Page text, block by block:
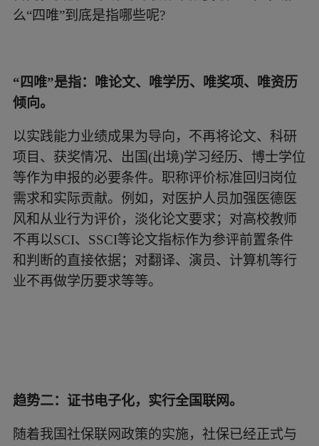
么“四唯”到底是指哪些呢?
“四唯”是指：唯论文、唯学历、唯奖项、唯资历
倾向。
以实践能力业绩成果为导向，不再将论文、科研
项目、获奖情况、出国(出境)学习经历、博士学位
等作为申报的必要条件。职称评价标准回归岗位
需求和实际贡献。例如，对医护人员加强医德医
风和从业行为评价，淡化论文要求；对高校教师
不再以SCI、SSCI等论文指标作为参评前置条件
和判断的直接依据；对翻译、演员、计算机等行
业不再做学历要求等等。
趋势二：证书电子化，实行全国联网。
随着我国社保联网政策的实施，社保已经正式与